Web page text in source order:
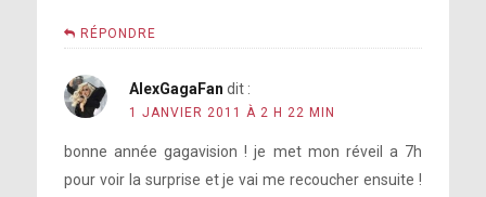
RÉPONDRE
AlexGagaFan dit :
1 JANVIER 2011 À 2 H 22 MIN
bonne année gagavision ! je met mon réveil a 7h
pour voir la surprise et je vai me recoucher ensuite !